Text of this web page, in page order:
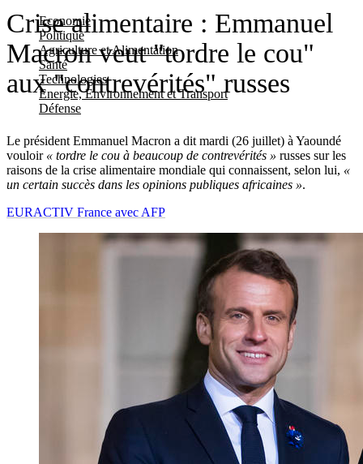
Economie
Politique
Agriculture et Alimentation
Santé
Technologies
Energie, Environnement et Transport
Défense
Crise alimentaire : Emmanuel
Macron veut "tordre le cou"
aux "contrevérités" russes
Le président Emmanuel Macron a dit mardi (26 juillet) à Yaoundé
vouloir « tordre le cou à beaucoup de contrevérités » russes sur les
raisons de la crise alimentaire mondiale qui connaissent, selon lui, «
un certain succès dans les opinions publiques africaines ».
EURACTIV France avec AFP